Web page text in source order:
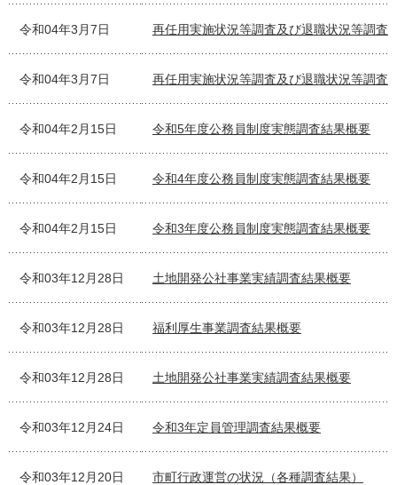
令和04年3月7日 再任用実施状況等調査及び退職状況等調査
令和04年3月7日 再任用実施状況等調査及び退職状況等調査
令和04年2月15日 令和5年度公務員制度実態調査結果概要
令和04年2月15日 令和4年度公務員制度実態調査結果概要
令和04年2月15日 令和3年度公務員制度実態調査結果概要
令和03年12月28日 土地開発公社事業実績調査結果概要
令和03年12月28日 福利厚生事業調査結果概要
令和03年12月28日 土地開発公社事業実績調査結果概要
令和03年12月24日 令和3年定員管理調査結果概要
令和03年12月20日 市町行政運営の状況（各種調査結果）